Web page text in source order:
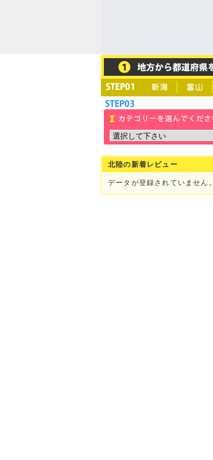
北陸の新着レビュー
データが登録されていません。